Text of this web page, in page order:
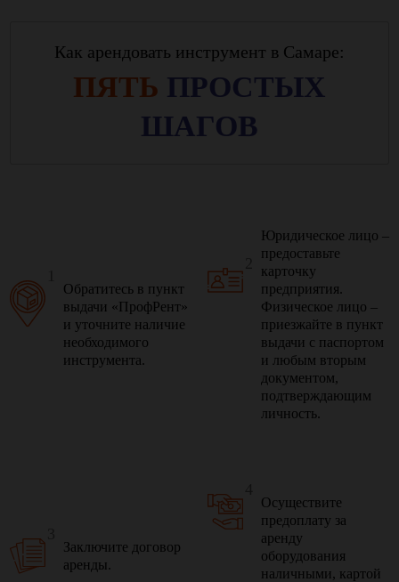
Как арендовать инструмент в Самаре:
ПЯТЬ ПРОСТЫХ
ШАГОВ
Обратитесь в пункт
выдачи «ПрофРент»
и уточните наличие
необходимого
инструмента.
Юридическое лицо –
предоставьте
карточку
предприятия.
Физическое лицо –
приезжайте в пункт
выдачи с паспортом
и любым вторым
документом,
подтверждающим
личность.
Осуществите
предоплату за
аренду
оборудования
наличными, картой
Заключите договор
аренды.